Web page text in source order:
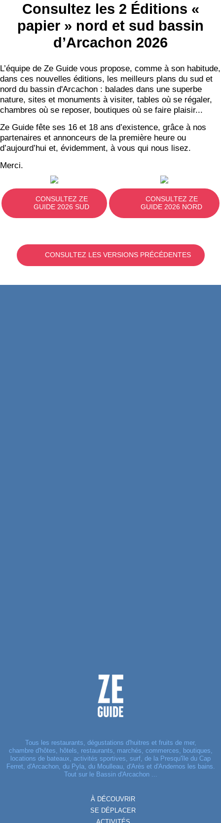
Consultez les 2 Éditions «
papier » nord et sud bassin
d’Arcachon 2026
L’équipe de Ze Guide vous propose, comme à son habitude,
dans ces nouvelles éditions, les meilleurs plans du sud et
nord du bassin d'Arcachon : balades dans une superbe
nature, sites et monuments à visiter, tables où se régaler,
chambres où se reposer, boutiques où se faire plaisir...
Ze Guide fête ses 16 et 18 ans d’existence, grâce à nos
partenaires et annonceurs de la première heure ou
d’aujourd’hui et, évidemment, à vous qui nous lisez.
Merci.
CONSULTEZ ZE
GUIDE 2026 SUD
CONSULTEZ ZE
GUIDE 2026 NORD
CONSULTEZ LES VERSIONS PRÉCÉDENTES
Tous les restaurants, dégustations d'huitres et fruits de mer,
chambre d'hôtes, hôtels, restaurants, marchés, commerces, boutiques,
locations de bateaux, activités sportives, surf, de la Presqu'île du Cap
Ferret, d'Arcachon, du Pyla, du Moulleau, d'Arès et d'Andernos les bains.
Tout sur le Bassin d'Arcachon ...
À DÉCOUVRIR
SE DÉPLACER